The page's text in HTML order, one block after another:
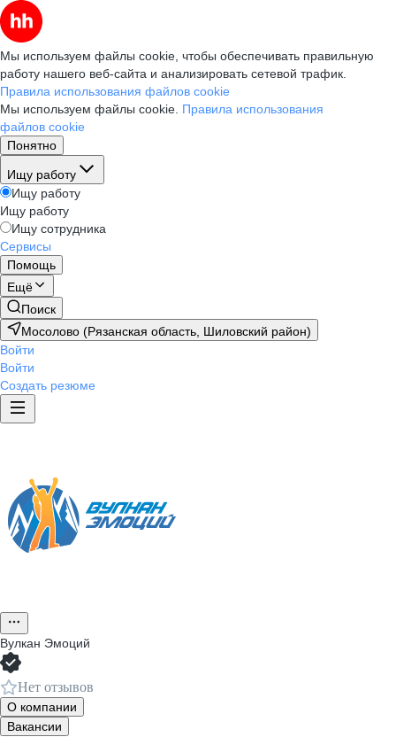
Мы используем файлы cookie, чтобы обеспечивать правильную
работу нашего веб-сайта и анализировать сетевой трафик.
Правила использования файлов cookie
Мы используем файлы cookie. Правила использования
файлов cookie
Понятно
Ищу работу
Ищу работу
Ищу работу
Ищу сотрудника
Сервисы
Помощь
Ещё
Поиск
Мосолово (Рязанская область, Шиловский район)
Войти
Войти
Создать резюме
Вулкан Эмоций
Нет отзывов
О компании
Вакансии